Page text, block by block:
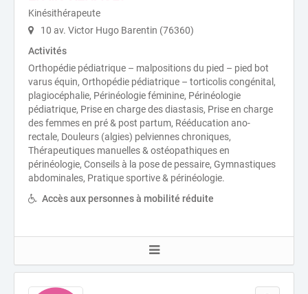
Kinésithérapeute
10 av. Victor Hugo Barentin (76360)
Activités
Orthopédie pédiatrique – malpositions du pied – pied bot
varus équin, Orthopédie pédiatrique – torticolis congénital,
plagiocéphalie, Périnéologie féminine, Périnéologie
pédiatrique, Prise en charge des diastasis, Prise en charge
des femmes en pré & post partum, Rééducation ano-
rectale, Douleurs (algies) pelviennes chroniques,
Thérapeutiques manuelles & ostéopathiques en
périnéologie, Conseils à la pose de pessaire, Gymnastiques
abdominales, Pratique sportive & périnéologie.
Accès aux personnes à mobilité réduite